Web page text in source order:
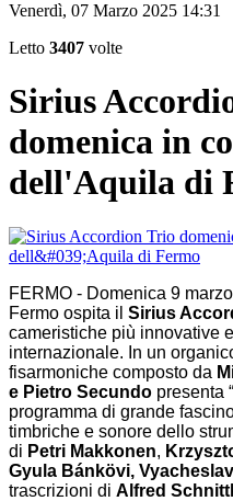
Venerdì, 07 Marzo 2025 14:31
Letto 3407 volte
Sirius
domenica in
dell'Aquila di
FERMO - Domenica 9
Fermo ospita il Sirius
cameristiche più innovative
internazionale. In un
fisarmoniche composto da
e Pietro Secundo presenta
programma di grande
timbriche e sonore dello
di Petri Makkonen,
Gyula Bánkövi,
trascrizioni di Alfred